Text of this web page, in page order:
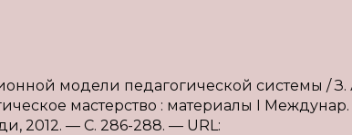
модели педагогической системы / З.
мастерство : материалы I Междунар.
2012. — С. 286-288. — URL: